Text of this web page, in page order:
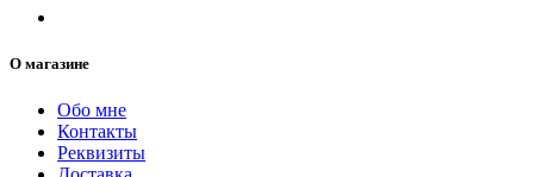
О магазине
Обо мне
Контакты
Реквизиты